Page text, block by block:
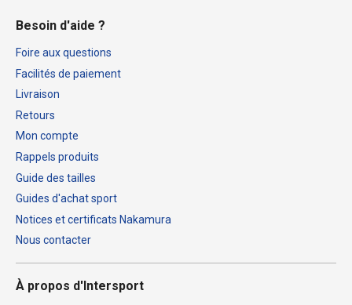
Besoin d'aide ?
Foire aux questions
Facilités de paiement
Livraison
Retours
Mon compte
Rappels produits
Guide des tailles
Guides d'achat sport
Notices et certificats Nakamura
Nous contacter
À propos d'Intersport